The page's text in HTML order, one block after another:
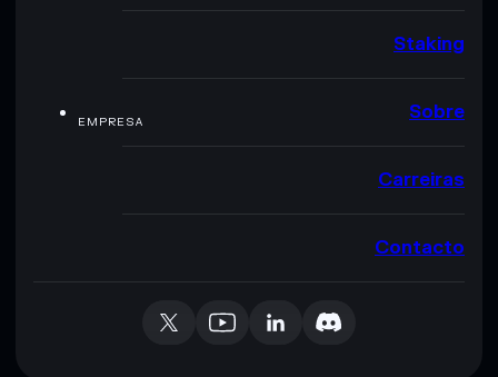
Staking
EMPRESA Sobre
Carreiras
Contacto